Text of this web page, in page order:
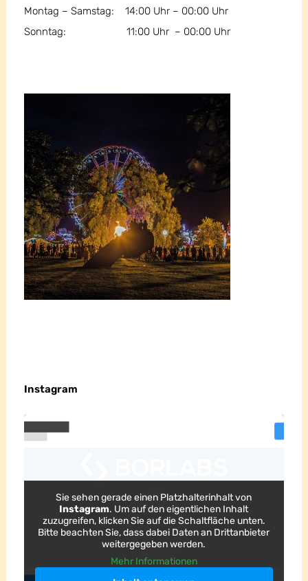
Montag – Samstag: 14:00 Uhr – 00:00 Uhr
Sonntag: 11:00 Uhr – 00:00 Uhr
Instagram
Sie sehen gerade einen Platzhalterinhalt von
Instagram. Um auf den eigentlichen Inhalt
zuzugreifen, klicken Sie auf die Schaltfläche unten.
Bitte beachten Sie, dass dabei Daten an Drittanbieter
weitergegeben werden.
Mehr Informationen